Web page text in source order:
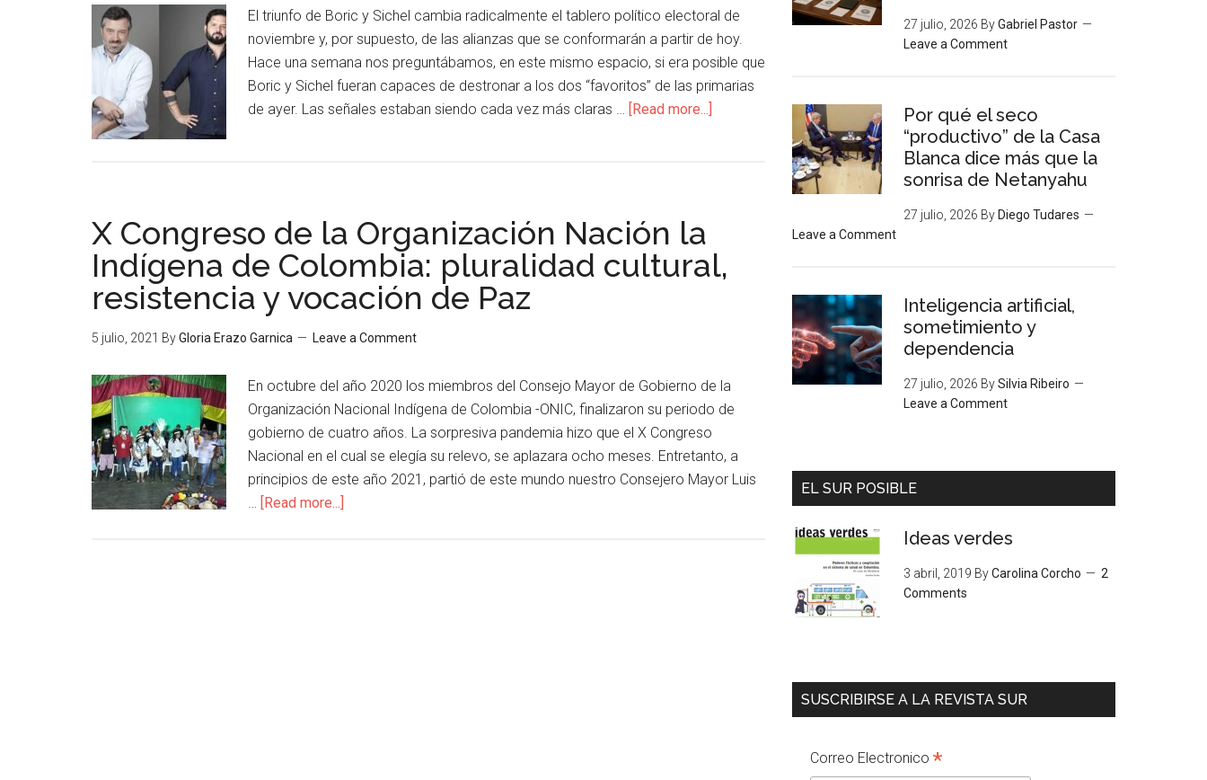
El triunfo de Boric y Sichel cambia radicalmente el tablero político electoral de
noviembre y, por supuesto, de las alianzas que se conformarán a partir de hoy.
Hace una semana nos preguntábamos, en este mismo espacio, si era posible que
Boric y Sichel fueran capaces de destronar a los dos “favoritos” de las primarias
de ayer. Las señales estaban siendo cada vez más claras … [Read more...]
X Congreso de la Organización Nación la
Indígena de Colombia: pluralidad cultural,
resistencia y vocación de Paz
5 julio, 2021 ByGloria Erazo Garnica Leave a Comment
En octubre del año 2020 los miembros del Consejo Mayor de Gobierno de la
Organización Nacional Indígena de Colombia -ONIC, finalizaron su periodo de
gobierno de cuatro años. La sorpresiva pandemia hizo que el X Congreso
Nacional en el cual se elegía su relevo, se aplazara ocho meses. Entretanto, a
principios de este año 2021, partió de este mundo nuestro Consejero Mayor Luis
… [Read more...]
27 julio, 2026 ByGabriel Pastor
Leave a Comment
Por qué el seco
“productivo” de la Casa
Blanca dice más que la
sonrisa de Netanyahu
27 julio, 2026 By Diego Tudares
Leave a Comment
Inteligencia artificial,
sometimiento y
dependencia
27 julio, 2026 BySilvia Ribeiro
Leave a Comment
EL SUR POSIBLE
Ideas verdes
3 abril, 2019 ByCarolina Corcho
2
Comments
SUSCRIBIRSE A LA REVISTA SUR
Correo Electronico *